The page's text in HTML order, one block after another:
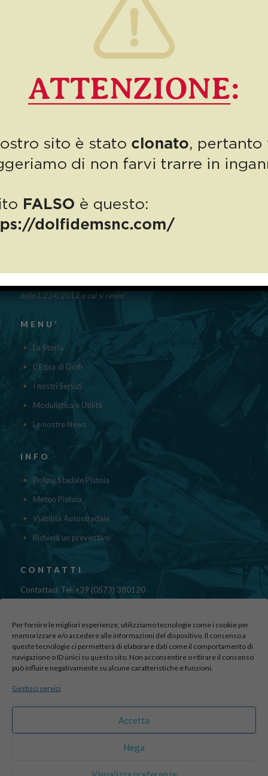
Per fornire le migliori esperienze, utilizziamo tecnologie come i cookie per
memorizzare e/o accedere alle informazioni del dispositivo. Il consenso a
queste tecnologie ci permetterà di elaborare dati come il comportamento di
navigazione o ID unici su questo sito. Non acconsentire o ritirare il consenso
può influire negativamente su alcune caratteristiche e funzioni.
Gestisci servizi
Accetta
Nega
aiuti DE MINIMIS ricevuti dalla nostra impresa nell’anno 2023 sono
della L.234/2012 a cui si rinvia“
MENU’
La Storia
L' Etica di Dolfi
I nostri Servizi
Modulistica e Utilità
Le nostre News
INFO
Polizia Stadale Pistoia
Meteo Pistoia
Viabilità Autostradale
Richiedi un preventivo
CONTATTI
Contattaci: Tel: +39 (0573) 380120
Fax: 39 (0573) 985420
Via di Canapale, 10
51100 PISTOIA
Find us here:
sito realizzato da